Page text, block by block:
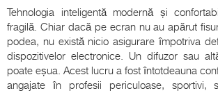
Tehnologia inteligentă modernă și
fragilă. Chiar dacă pe ecran nu au apărut
podea, nu există nicio asigurare împotriva
dispozitivelor electronice. Un difuzor sau
poate eșua. Acest lucru a fost întotdeauna
angajate în profesii periculoase,